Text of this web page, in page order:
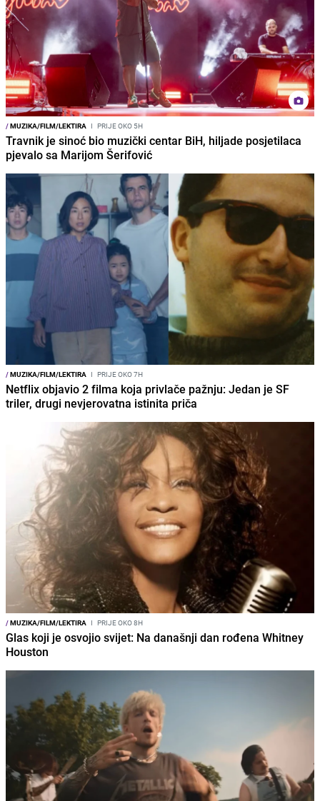
/MUZIKA/FILM/LEKTIRA I PRIJE OKO 5H
Travnik je sinoć bio muzički centar BiH, hiljade posjetilaca
pjevalo sa Marijom Šerifović
/MUZIKA/FILM/LEKTIRA I PRIJE OKO 7H
Netflix objavio 2 filma koja privlače pažnju: Jedan je SF
triler, drugi nevjerovatna istinita priča
/MUZIKA/FILM/LEKTIRA I PRIJE OKO 8H
Glas koji je osvojio svijet: Na današnji dan rođena Whitney
Houston